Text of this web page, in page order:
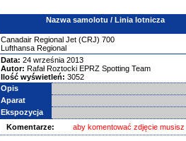
Nazwa samolotu / Linia lotnicza
Canadair Regional Jet (CRJ) 700
Lufthansa Regional
Data: 24 września 2013
Autor: Rafał Roztocki EPRZ Spotting Team
Ilość wyświetleń: 3052
Opis
Aparat
Ekspozycja
Komentarze:
aby komentować zdjęcie musisz